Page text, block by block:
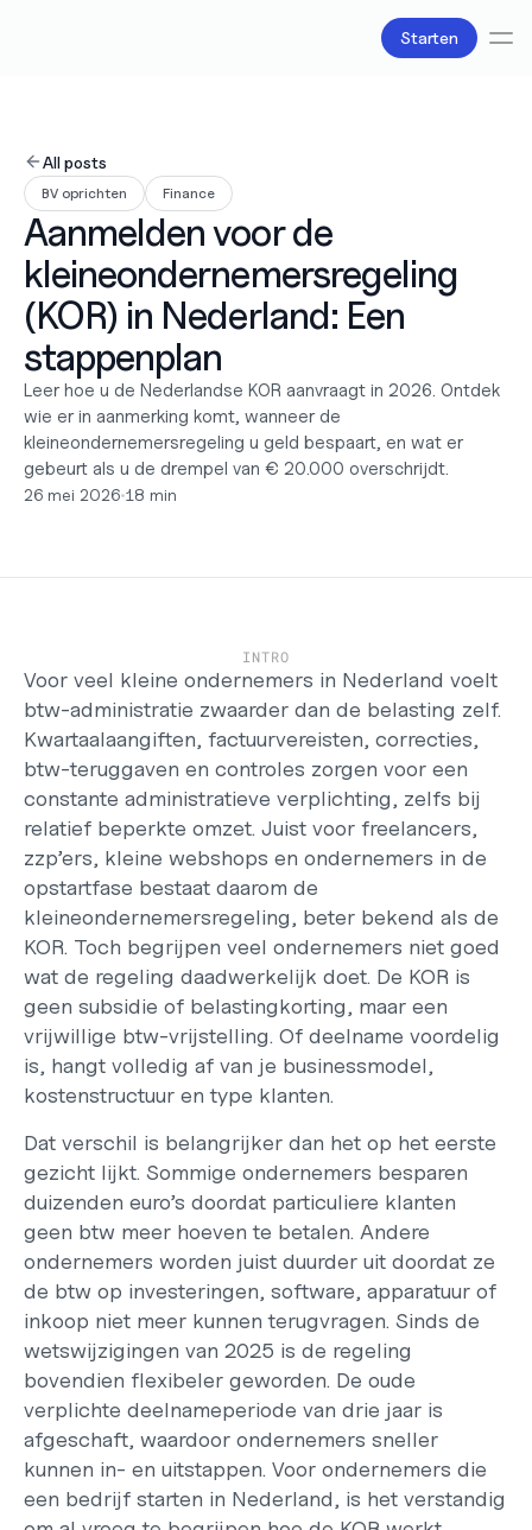
Starten
Salarisadministratie
Belastingzaken
Producten
Bv oprichten
Zakelijke accounts en bankpassen
Facturatie
Over ons
Liefde
Pricing plans
Pricing calculator
Bronnen
Content
Partners
Support
Dutch
Inloggen
All posts
BV oprichten Finance
Aanmelden voor de
kleineondernemersregeling
(KOR) in Nederland: Een
stappenplan
Leer hoe u de Nederlandse KOR aanvraagt in 2026. Ontdek
wie er in aanmerking komt, wanneer de
kleineondernemersregeling u geld bespaart, en wat er
gebeurt als u de drempel van € 20.000 overschrijdt.
26 mei 2026•18 min
INTRO
Voor veel kleine ondernemers in Nederland voelt
btw-administratie zwaarder dan de belasting zelf.
Kwartaal­aangiften, factuurvereisten, correcties,
btw-teruggaven en controles zorgen voor een
constante administratieve verplichting, zelfs bij
relatief beperkte omzet. Juist voor freelancers,
zzp’ers, kleine webshops en ondernemers in de
opstartfase bestaat daarom de
kleineondernemersregeling, beter bekend als de
KOR. Toch begrijpen veel ondernemers niet goed
wat de regeling daadwerkelijk doet. De KOR is
geen subsidie of belastingkorting, maar een
vrijwillige btw-vrijstelling. Of deelname voordelig
is, hangt volledig af van je businessmodel,
kostenstructuur en type klanten.
Dat verschil is belangrijker dan het op het eerste
gezicht lijkt. Sommige ondernemers besparen
duizenden euro’s doordat particuliere klanten
geen btw meer hoeven te betalen. Andere
ondernemers worden juist duurder uit doordat ze
de btw op investeringen, software, apparatuur of
inkoop niet meer kunnen terugvragen. Sinds de
wetswijzigingen van 2025 is de regeling
bovendien flexibeler geworden. De oude
verplichte deelnameperiode van drie jaar is
afgeschaft, waardoor ondernemers sneller
kunnen in- en uitstappen. Voor ondernemers die
een bedrijf starten in Nederland, is het verstandig